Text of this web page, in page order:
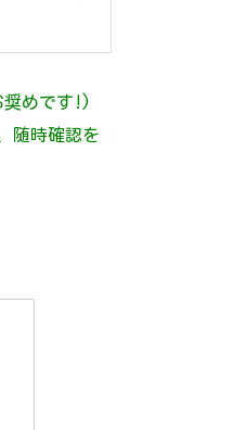
奨めです!)
随時確認を